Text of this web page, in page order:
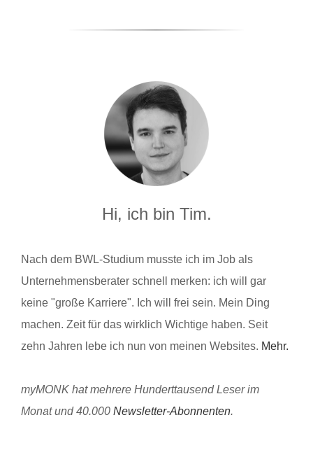
Hi, ich bin Tim.
Nach dem BWL-Studium musste ich im Job als
Unternehmensberater schnell merken: ich will gar
keine "große Karriere". Ich will frei sein. Mein Ding
machen. Zeit für das wirklich Wichtige haben. Seit
zehn Jahren lebe ich nun von meinen Websites. Mehr.
myMONK hat mehrere Hunderttausend Leser im
Monat und 40.000 Newsletter-Abonnenten.